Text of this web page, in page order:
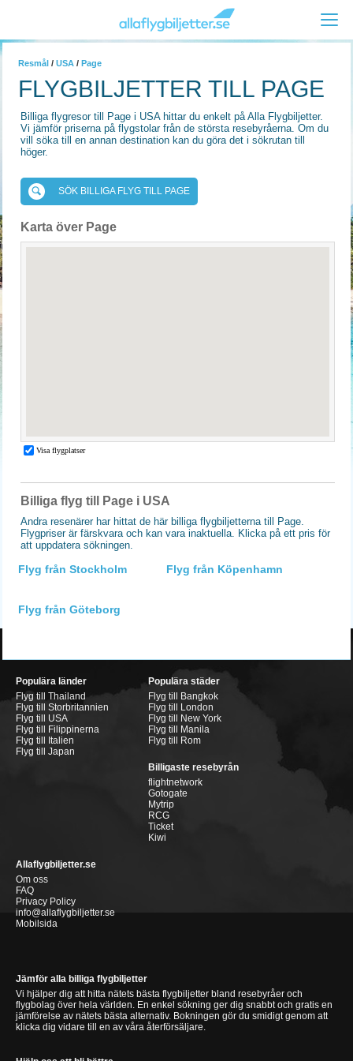
Resmål / USA / Page
FLYGBILJETTER TILL PAGE
Billiga flygresor till Page i USA hittar du enkelt på Alla Flygbiljetter.
Vi jämför priserna på flygstolar från de största resebyråerna. Om du
vill söka till en annan destination kan du göra det i sökrutan till
höger.
SÖK BILLIGA FLYG TILL PAGE
Karta över Page
Billiga flyg till Page i USA
Andra resenärer har hittat de här billiga flygbiljetterna till Page.
Flygpriser är färskvara och kan vara inaktuella. Klicka på ett pris för
att uppdatera sökningen.
Flyg från Stockholm Flyg från Köpenhamn
Flyg från Göteborg
Populära länder
Flyg till Thailand
Flyg till Storbritannien
Flyg till USA
Flyg till Filippinerna
Flyg till Italien
Flyg till Japan
Populära städer
Flyg till Bangkok
Flyg till London
Flyg till New York
Flyg till Manila
Flyg till Rom
Billigaste resebyrån
flightnetwork
Gotogate
Mytrip
RCG
Ticket
Kiwi
Allaflygbiljetter.se
Om oss
FAQ
Privacy Policy
info@allaflygbiljetter.se
Mobilsida
Jämför alla billiga flygbiljetter
Vi hjälper dig att hitta nätets bästa flygbiljetter bland resebyråer och
flygbolag över hela världen. En enkel sökning ger dig snabbt och gratis en
jämförelse av nätets bästa alternativ. Bokningen gör du smidigt genom att
klicka dig vidare till en av våra återförsäljare.